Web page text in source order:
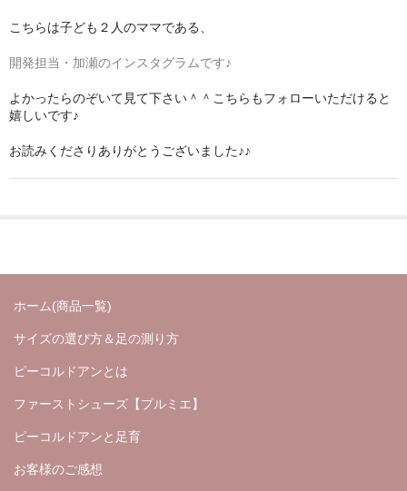
こちらは子ども２人のママである、
開発担当・加瀬のインスタグラムです♪
よかったらのぞいて見て下さい＾＾こちらもフォローいただけると
嬉しいです♪
お読みくださりありがとうございました♪♪
ホーム(商品一覧)
サイズの選び方＆足の測り方
ピーコルドアンとは
ファーストシューズ【プルミエ】
ピーコルドアンと足育
お客様のご感想